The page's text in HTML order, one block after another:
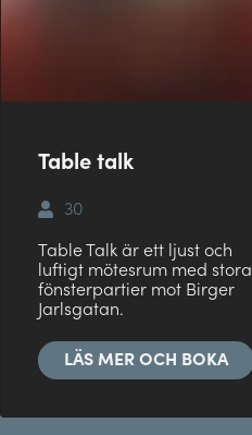
Table talk
30
Table Talk är ett ljust och
luftigt mötesrum med stora
fönsterpartier mot Birger
Jarlsgatan.
LÄS MER OCH BOKA